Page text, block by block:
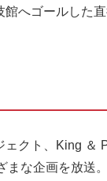
へゴールした
クト、King ＆
まな企画を放送